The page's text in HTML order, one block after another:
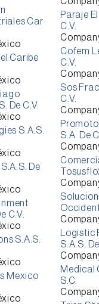
Car
Caribe
De C.V.
S.A.S.
De
C.V.
S.A.S.
Mexico
Paraje
C.V.
Cofem
C.V.
Sos
C.V.
S.A. De
Logistic
S.A.S.
Medical
S.C.